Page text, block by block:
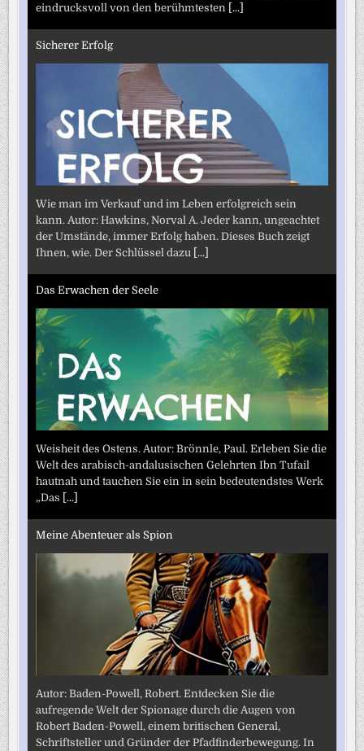
eindrucksvoll von den berühmtesten [...]
Sicherer Erfolg
Wie man im Verkauf und im Leben erfolgreich sein
kann. Autor: Hawkins, Norval A. Jeder kann, ungeachtet
der Umstände, immer Erfolg haben. Dieses Buch zeigt
Ihnen, wie. Der Schlüssel dazu [...]
Das Erwachen der Seele
Weisheit des Ostens. Autor: Brönnle, Paul. Erleben Sie die
Welt des arabisch-andalusischen Gelehrten Ibn Tufail
hautnah und tauchen Sie ein in sein bedeutendstes Werk
„Das [...]
Meine Abenteuer als Spion
Autor: Baden-Powell, Robert. Entdecken Sie die
aufregende Welt der Spionage durch die Augen von
Robert Baden-Powell, einem britischen General,
Schriftsteller und Gründer der Pfadfinderbewegung. In